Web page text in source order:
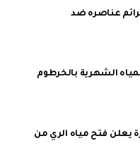
عناصره ضد
الشهرية بالخرطوم
يعلن فتح مياه الري من